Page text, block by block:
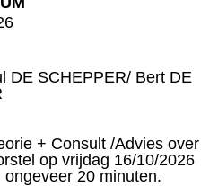
DE SCHEPPER/ Bert DE
+ Consult /Advies over
op vrijdag 16/10/2026
ongeveer 20 minuten.